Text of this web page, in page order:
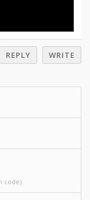
REPLY WRITE
code)